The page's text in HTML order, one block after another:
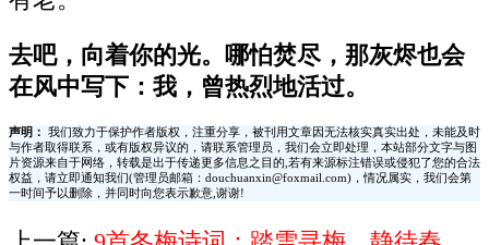
去吧，向着你的光。哪怕焚尽，那灰烬也会
在风中写下：我，曾热烈地活过。
声明：
我们致力于保护作者版权，注重分享，被刊用文章因无法核实真实出处，未能及时
与作者取得联系，或有版权异议的，请联系管理员，我们会立即处理，本站部分文字与图
片资源来自于网络，转载是出于传递更多信息之目的,若有来源标注错误或侵犯了您的合法
权益，请立即通知我们(管理员邮箱：douchuanxin@foxmail.com)，情况属实，我们会第
一时间予以删除，并同时向您表示歉意,谢谢!